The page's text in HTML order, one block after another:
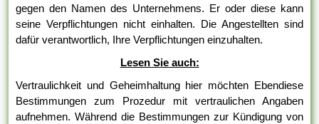
gegen den Namen des Unternehmens. Er oder diese kann
seine Verpflichtungen nicht einhalten. Die Angestellten sind
dafür verantwortlich, Ihre Verpflichtungen einzuhalten.
Lesen Sie auch:
Vertraulichkeit und Geheimhaltung hier möchten Ebendiese
Bestimmungen zum Prozedur mit vertraulichen Angaben
aufnehmen. Während die Bestimmungen zur Kündigung von